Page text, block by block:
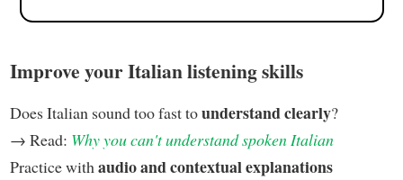
Improve your Italian listening skills
Does Italian sound too fast tounderstand clearly?
→ Read: Why you can't understand spoken Italian
Practice with audio and contextual explanations